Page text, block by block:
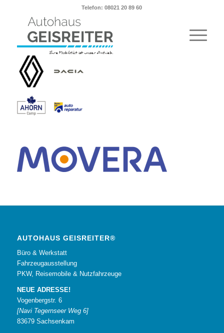
Telefon: 08021 20 89 60
AUTOHAUS GEISREITER®
Büro & Werkstatt
Fahrzeugausstellung
PKW, Reisemobile & Nutzfahrzeuge
NEUE ADRESSE!
Vogenbergstr. 6
[Navi Tegernseer Weg 6]
83679 Sachsenkam